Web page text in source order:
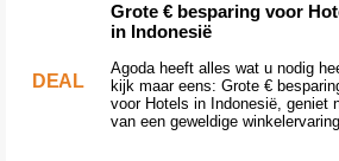
DEAL
Grote € besparing voor
in Indonesië
Agoda heeft alles wat u nodig
kijk maar eens: Grote €
voor Hotels in Indonesië, geniet
van een geweldige